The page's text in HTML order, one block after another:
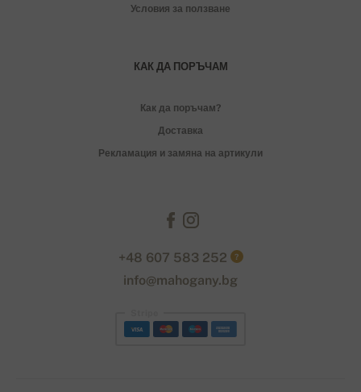
Условия за ползване
КАК ДА ПОРЪЧАМ
Как да поръчам?
Доставка
Рекламация и замяна на артикули
+48 607 583 252 ?
info@mahogany.bg